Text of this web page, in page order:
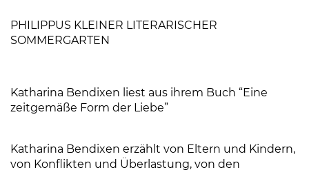
PHILIPPUS KLEINER LITERARISCHER
SOMMERGARTEN
Katharina Bendixen liest aus ihrem Buch “Eine
zeitgemäße Form der Liebe”
Katharina Bendixen erzählt von Eltern und Kindern,
von Konflikten und Überlastung, von den